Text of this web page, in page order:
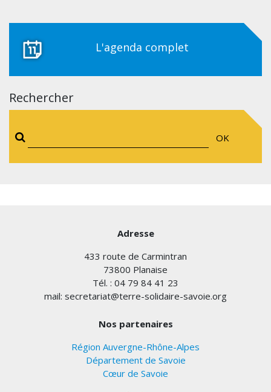
L'agenda complet
Rechercher
OK
Adresse
433 route de Carmintran
73800 Planaise
Tél. : 04 79 84 41 23
mail: secretariat@terre-solidaire-savoie.org
Nos partenaires
Région Auvergne-Rhône-Alpes
Département de Savoie
Cœur de Savoie